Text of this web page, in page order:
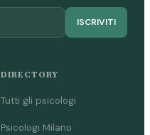
ISCRIVITI
DIRECTORY
Tutti gli psicologi
Psicologi Milano